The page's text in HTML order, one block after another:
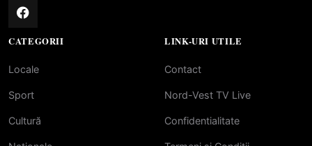
CATEGORII
Locale
Sport
Cultură
LINK-URI UTILE
Contact
Nord-Vest TV Live
Confidentialitate